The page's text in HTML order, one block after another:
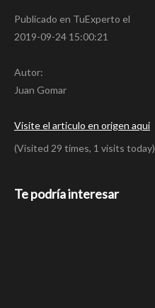
Publicado en TuExperto el
2019-09-24 15:00:21
Autor:
Juan Gomar
Visite el articulo en origen aqui
(Visited 29 times, 1 visits today)
Te podría interesar